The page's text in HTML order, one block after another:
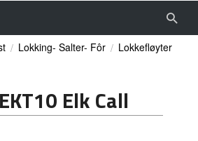
Lokking- Salter- Fôr
Lokkefløyter
Elk Call